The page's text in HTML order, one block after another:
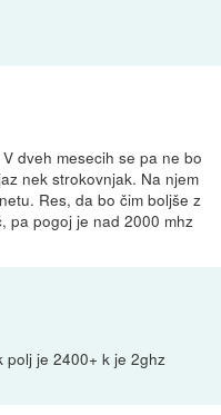
dveh mesecih se pa ne bo
nek strokovnjak. Na njem
Res, da bo čim boljše z
pa pogoj je nad 2000 mhz
polj je 2400+ k je 2ghz